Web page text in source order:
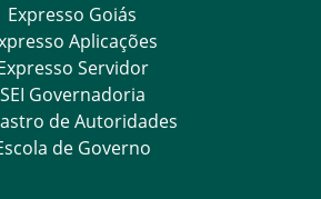
Expresso Goiás
Aplicações
Servidor
SEI Governadoria
de Autoridades
de Governo